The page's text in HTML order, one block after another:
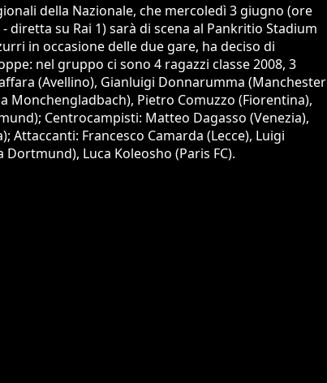
della Nazionale, che mercoledì 3 giugno (ore
su Rai 1) sarà di scena al Pankritio Stadium
in occasione delle due gare, ha deciso di
nel gruppo ci sono 4 ragazzi classe 2008, 3
(Avellino), Gianluigi Donnarumma (Manchester
Monchengladbach), Pietro Comuzzo (Fiorentina),
Centrocampisti: Matteo Dagasso (Venezia),
Attaccanti: Francesco Camarda (Lecce), Luigi
Luca Koleosho (Paris FC).